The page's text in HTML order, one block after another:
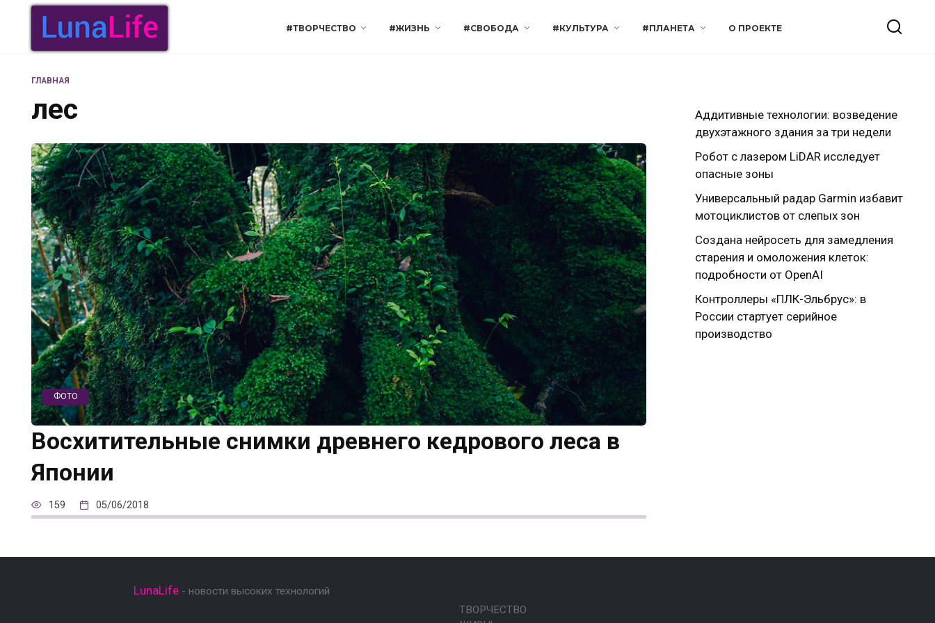
Перейти
содержанию
#ТВОРЧЕСТВО #ЖИЗНЬ #СВОБОДА #КУЛЬТУРА #ПЛАНЕТА О ПРОЕКТЕ
ГЛАВНАЯ
лес
ФОТО
Восхитительные снимки древнего кедрового леса в
Японии
159 05/06/2018
Аддитивные технологии: возведение
двухэтажного здания за три недели
Робот с лазером LiDAR исследует
опасные зоны
Универсальный радар Garmin избавит
мотоциклистов от слепых зон
Создана нейросеть для замедления
старения и омоложения клеток:
подробности от OpenAI
Контроллеры «ПЛК-Эльбрус»: в
России стартует серийное
производство
LunaLife- новости высоких технологий
ТВОРЧЕСТВО